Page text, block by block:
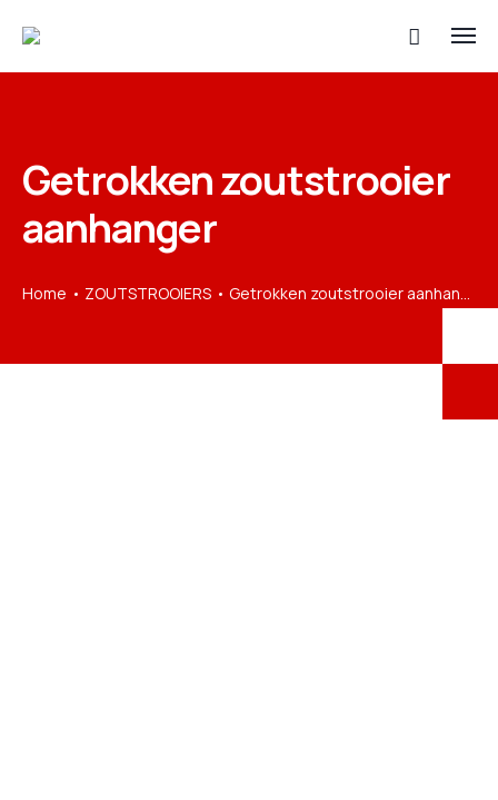
Getrokken zoutstrooier
aanhanger
Home ZOUTSTROOIERS Getrokken zoutstrooier aanhanger